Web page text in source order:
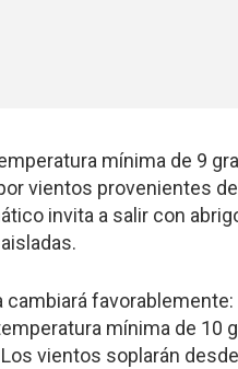
mínima de 9
vientos provenientes
invita a salir con
cambiará
mínima de 10
vientos soplarán